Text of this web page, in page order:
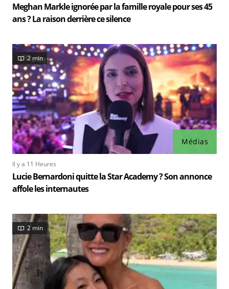
Meghan Markle ignorée par la famille royale pour ses 45
ans ? La raison derrière ce silence
Médias
2 min
Il y a 11 Heures
Lucie Bernardoni quitte la Star Academy ? Son annonce
affole les internautes
2 min